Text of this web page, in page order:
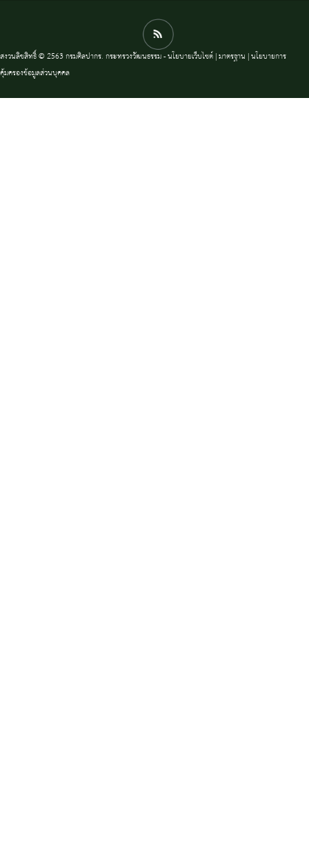
สงวนลิขสิทธิ์ © 2563 กรมศิลปากร. กระทรวงวัฒนธรรม -นโยบายเว็บไซต์|มาตรฐาน |นโยบายการ
คุ้มครองข้อมูลส่วนบุคคล